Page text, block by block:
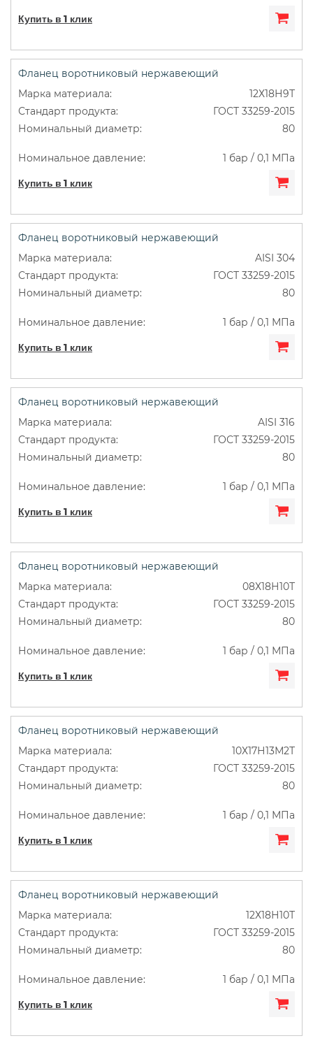
Купить в 1 клик
Фланец воротниковый нержавеющий
12Х18Н9Т
ГОСТ 33259-2015
80
1 бар / 0,1 МПа
Купить в 1 клик
Фланец воротниковый нержавеющий
AISI 304
ГОСТ 33259-2015
80
1 бар / 0,1 МПа
Купить в 1 клик
Фланец воротниковый нержавеющий
AISI 316
ГОСТ 33259-2015
80
1 бар / 0,1 МПа
Купить в 1 клик
Фланец воротниковый нержавеющий
08Х18Н10Т
ГОСТ 33259-2015
80
1 бар / 0,1 МПа
Купить в 1 клик
Фланец воротниковый нержавеющий
10Х17Н13М2Т
ГОСТ 33259-2015
80
1 бар / 0,1 МПа
Купить в 1 клик
Фланец воротниковый нержавеющий
12Х18Н10Т
ГОСТ 33259-2015
80
1 бар / 0,1 МПа
Купить в 1 клик